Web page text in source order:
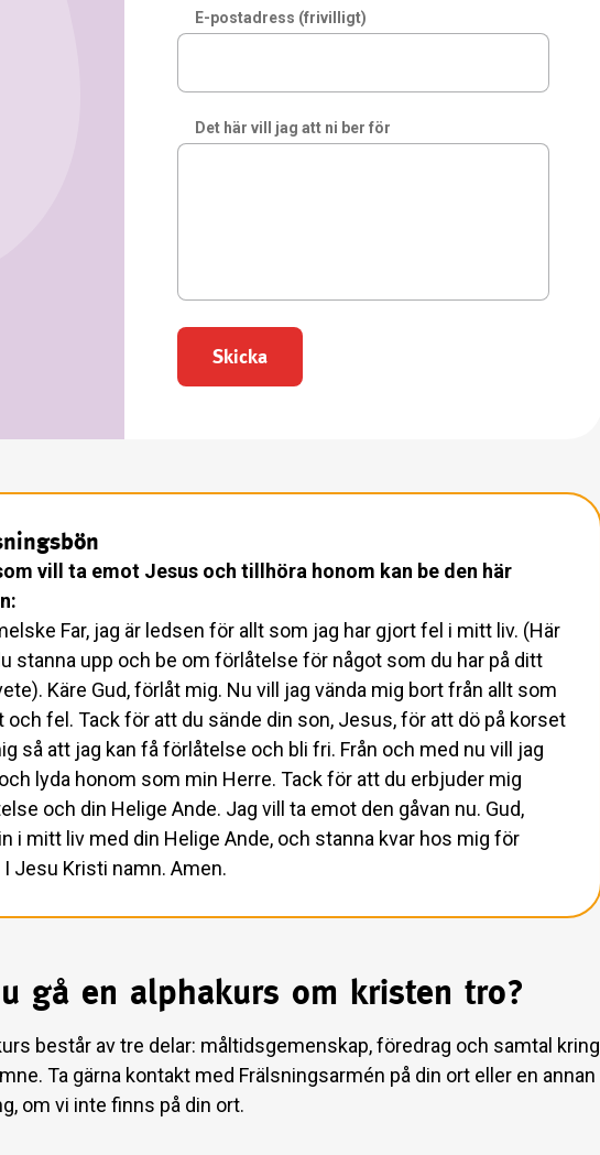
E-postadress (frivilligt)
Det här vill jag att ni ber för
Skicka
vill ta emot Jesus och tillhöra honom kan be den här
Far, jag är ledsen för allt som jag har gjort fel i mitt liv. (Här
stanna upp och be om förlåtelse för något som du har på ditt
Käre Gud, förlåt mig. Nu vill jag vända mig bort från allt som
och fel. Tack för att du sände din son, Jesus, för att dö på korset
så att jag kan få förlåtelse och bli fri. Från och med nu vill jag
lyda honom som min Herre. Tack för att du erbjuder mig
och din Helige Ande. Jag vill ta emot den gåvan nu. Gud,
i mitt liv med din Helige Ande, och stanna kvar hos mig för
I Jesu Kristi namn. Amen.
gå en alphakurs om kristen tro?
består av tre delar: måltidsgemenskap, föredrag och samtal kring
Ta gärna kontakt med Frälsningsarmén på din ort eller en annan
om vi inte finns på din ort.